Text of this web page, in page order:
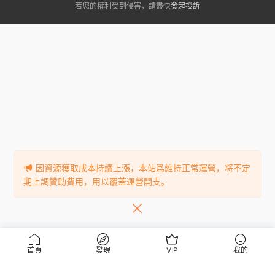
若您的權利受到侵害，請盡快發起投訴
首頁 發現 VIP 我的
因資源獲取成本持續上漲，本站爲維持正常運營，将不定
期上調贊助費用，用以覆蓋運營開支。